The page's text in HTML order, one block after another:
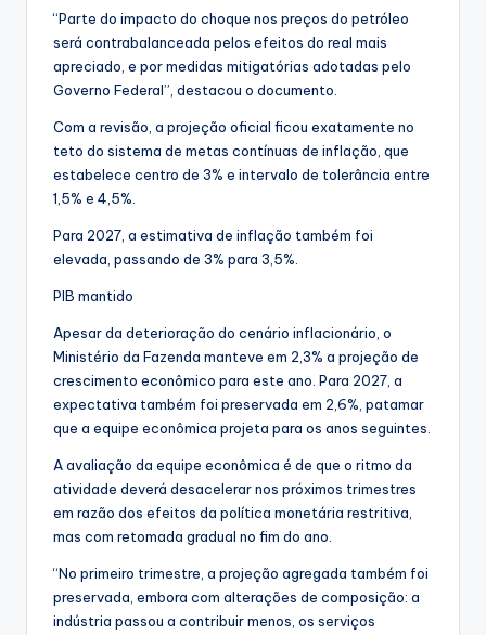
“Parte do impacto do choque nos preços do petróleo
será contrabalanceada pelos efeitos do real mais
apreciado, e por medidas mitigatórias adotadas pelo
Governo Federal”, destacou o documento.
Com a revisão, a projeção oficial ficou exatamente no
teto do sistema de metas contínuas de inflação, que
estabelece centro de 3% e intervalo de tolerância entre
1,5% e 4,5%.
Para 2027, a estimativa de inflação também foi
elevada, passando de 3% para 3,5%.
PIB mantido
Apesar da deterioração do cenário inflacionário, o
Ministério da Fazenda manteve em 2,3% a projeção de
crescimento econômico para este ano. Para 2027, a
expectativa também foi preservada em 2,6%, patamar
que a equipe econômica projeta para os anos seguintes.
A avaliação da equipe econômica é de que o ritmo da
atividade deverá desacelerar nos próximos trimestres
em razão dos efeitos da política monetária restritiva,
mas com retomada gradual no fim do ano.
“No primeiro trimestre, a projeção agregada também foi
preservada, embora com alterações de composição: a
indústria passou a contribuir menos, os serviços